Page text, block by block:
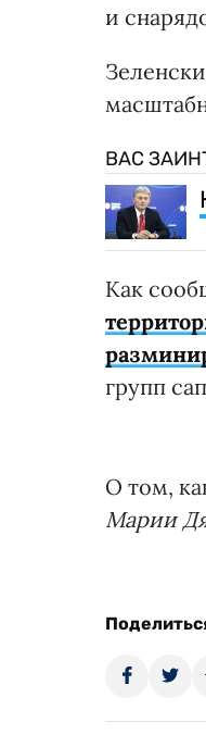
и
ВАС
Как
групп
О том,
Марии